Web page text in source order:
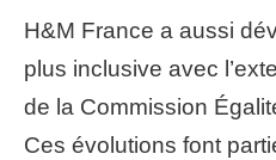
H&M France a aussi
plus inclusive avec
de la Commission
Ces évolutions font